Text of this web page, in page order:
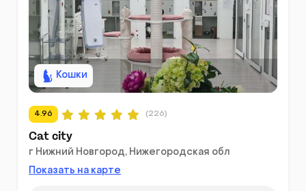
Кошки
4.96 (226)
Cat city
г Нижний Новгород, Нижегородская обл
Показать на карте